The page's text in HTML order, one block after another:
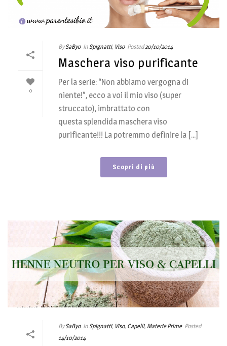
0
BySaByo InSpignatti, Viso Posted20/10/2014
Maschera viso purificante
Per la serie: “Non abbiamo vergogna di
niente!”, ecco a voi il mio viso (super
struccato), imbrattato con
questa splendida maschera viso
purificante!!! La potremmo definire la [...]
Scopri di più
BySaByo InSpignatti, Viso, Capelli, Materie Prime Posted
14/10/2014